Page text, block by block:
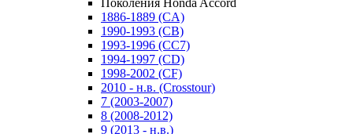
Поколения Honda Accord
1886-1889 (CA)
1990-1993 (CB)
1993-1996 (CC7)
1994-1997 (CD)
1998-2002 (CF)
2010 - н.в. (Crosstour)
7 (2003-2007)
8 (2008-2012)
9 (2013 - н.в.)